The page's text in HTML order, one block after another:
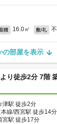
積 16.0㎡ 敷/礼
の部屋を表示
り徒歩2分 7階
津駅 徒歩2分
本線/西宮駅 徒歩14分
宮駅 徒歩17分